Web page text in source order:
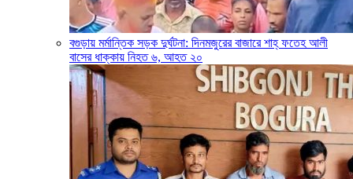
বগুড়ায় মর্মান্তিক সড়ক দুর্ঘটনা: দিনমজুরের বাজারে শাহ্ ফতেহ আলী
বাসের ধাক্কায় নিহত ৬, আহত ২০